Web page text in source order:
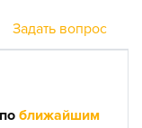
Задать вопрос
ближайшим